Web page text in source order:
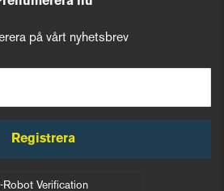
på vårt nyhetsbrev
Registrera
Robot Verification